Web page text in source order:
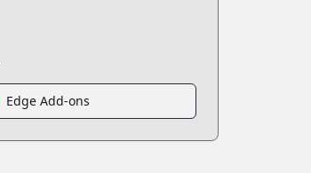
Edge Add-ons